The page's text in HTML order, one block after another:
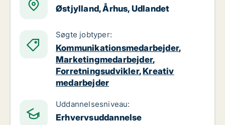
Østjylland, Århus, Udlandet
Søgte jobtyper:
Kommunikationsmedarbejder,
Marketingmedarbejder,
Forretningsudvikler,Kreativ
medarbejder
Uddannelsesniveau:
Erhvervsuddannelse